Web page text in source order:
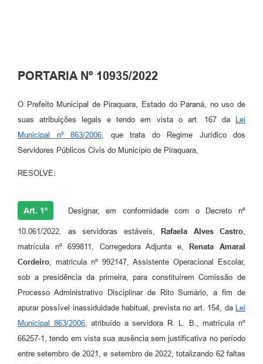
PORTARIA Nº 10935/2022
O Prefeito Municipal de Piraquara, Estado do Paraná, no uso de
suas atribuições legais e tendo em vista o art. 167 da
Lei
Municipal nº 863/2006, que trata do Regime Jurídico dos
Servidores Públicos Civis do Município de Piraquara,
RESOLVE:
Art. 1º Designar, em conformidade com o Decreto nº
10.061/2022, as servidoras estáveis, Rafaela Alves Castro,
matrícula nº 699811, Corregedora Adjunta e,
Renata Amaral
Cordeiro, matricula nº 992147, Assistente Operacional Escolar,
sob a presidência da primeira, para constituírem Comissão de
Processo Administrativo Disciplinar de Rito Sumário, a fim de
apurar possível inassiduidade habitual, prevista no art. 154, da Lei
Municipal 863/2006, atribuído a servidora R. L. B., matrícula nº
66257-1, tendo em vista sua ausência sem justificativa no período
entre setembro de 2021, e setembro de 2022, totalizando 62 faltas